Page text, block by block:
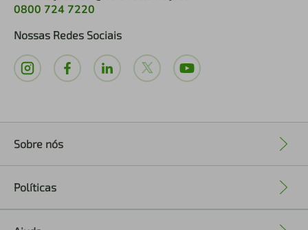
0800 724 7220
Nossas Redes Sociais
Sobre nós
Políticas